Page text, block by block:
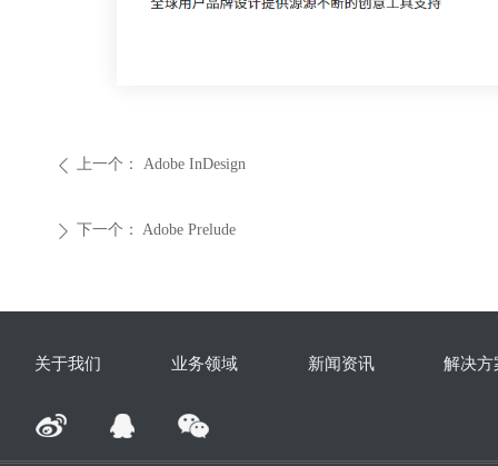
ꄴ 上一个： Adobe InDesign
ꄲ 下一个： Adobe Prelude
关于我们 业务领域 新闻资讯 解决方